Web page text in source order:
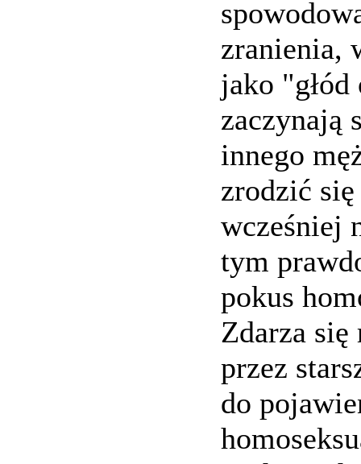
zranienia,
jako
zaczynają
innego
zrodzić
wcześniej
tym
pokus
Zdarza
przez
do